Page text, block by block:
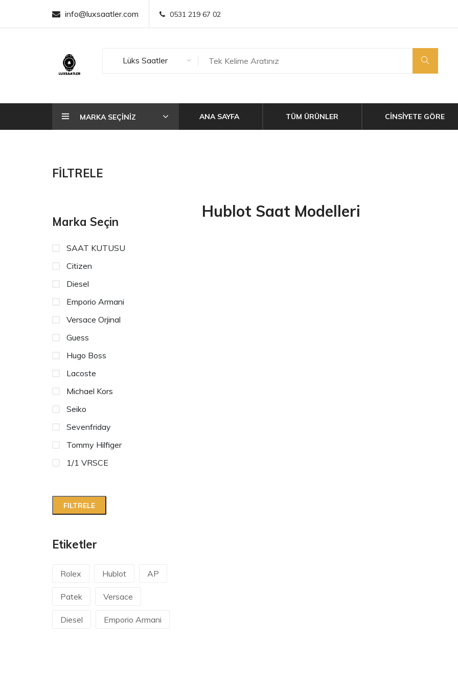
info@luxsaatler.com 0531 219 67 02
Lüks Saatler
MARKA SEÇİNİZ ANA SAYFA TÜM ÜRÜNLER CİNSİYETE GÖRE
FİLTRELE
Marka Seçin
SAAT KUTUSU
Citizen
Diesel
Emporio Armani
Versace Orjinal
Guess
Hugo Boss
Lacoste
Michael Kors
Seiko
Sevenfriday
Tommy Hilfiger
1/1 VRSCE
Etiketler
Rolex Hublot AP
Patek Versace
Diesel Emporio Armani
Hublot Saat Modelleri